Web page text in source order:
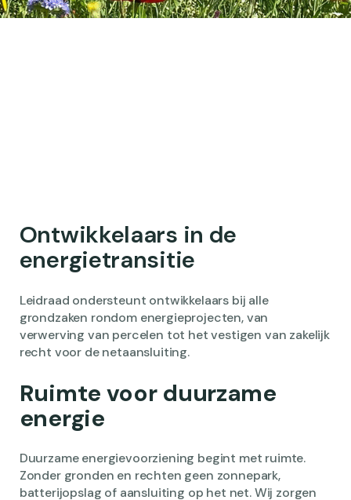
Ontwikkelaars in de
energietransitie
Leidraad ondersteunt ontwikkelaars bij alle
grondzaken rondom energieprojecten, van
verwerving van percelen tot het vestigen van zakelijk
recht voor de netaansluiting.
Ruimte voor duurzame
energie
Duurzame energievoorziening begint met ruimte.
Zonder gronden en rechten geen zonnepark,
batterijopslag of aansluiting op het net. Wij zorgen